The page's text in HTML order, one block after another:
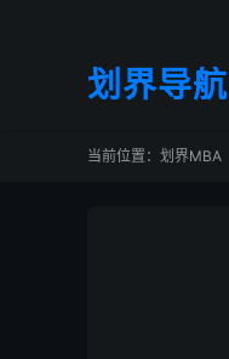
划界导航
当前位置： 划界MBA